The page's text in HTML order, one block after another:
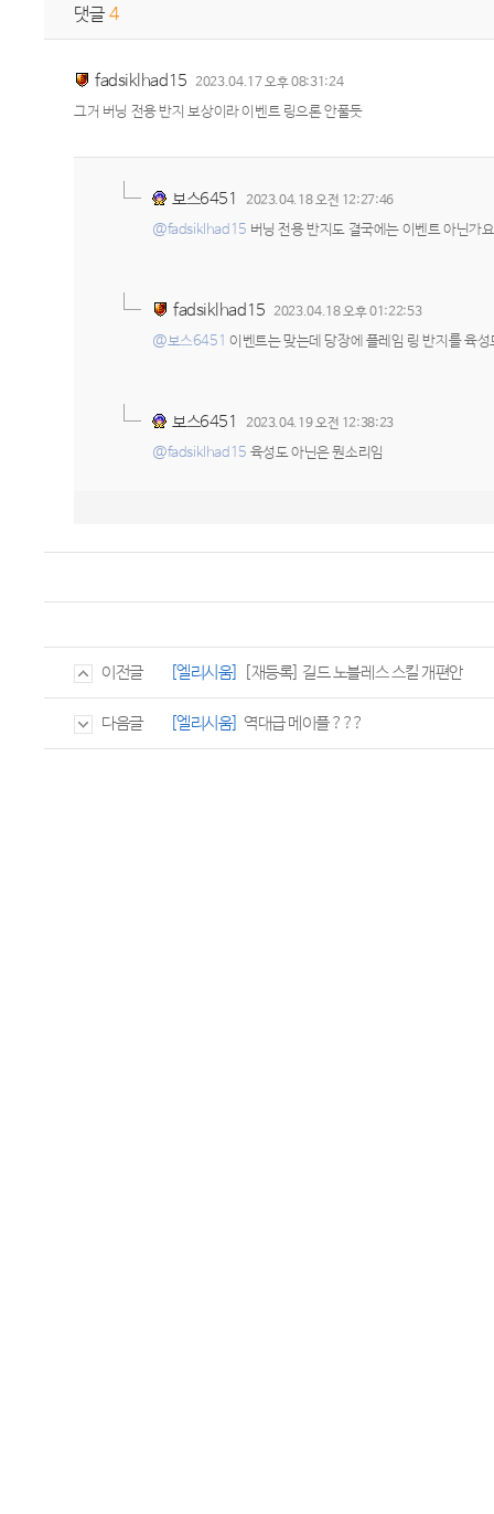
댓글 4
fadsiklhad15 2023.04.17 오후 08:31:24
그거 버닝 전용 반지 보상이라 이벤트 링으론 안풀듯
보스6451 2023.04.18 오전 12:27:46
@fadsiklhad15 버닝 전용 반지도 결국에는 이벤트 아닌가
fadsiklhad15 2023.04.18 오후 01:22:53
@보스6451 이벤트는 맞는데 당장에 플레임 링 반지를 육
보스6451 2023.04.19 오전 12:38:23
@fadsiklhad15 육성도 아닌은 뭔소리임
이전글 [엘리시움] [재등록] 길드 노블레스 스킬 개편안
다음글 [엘리시움] 역대급 메이플 ???